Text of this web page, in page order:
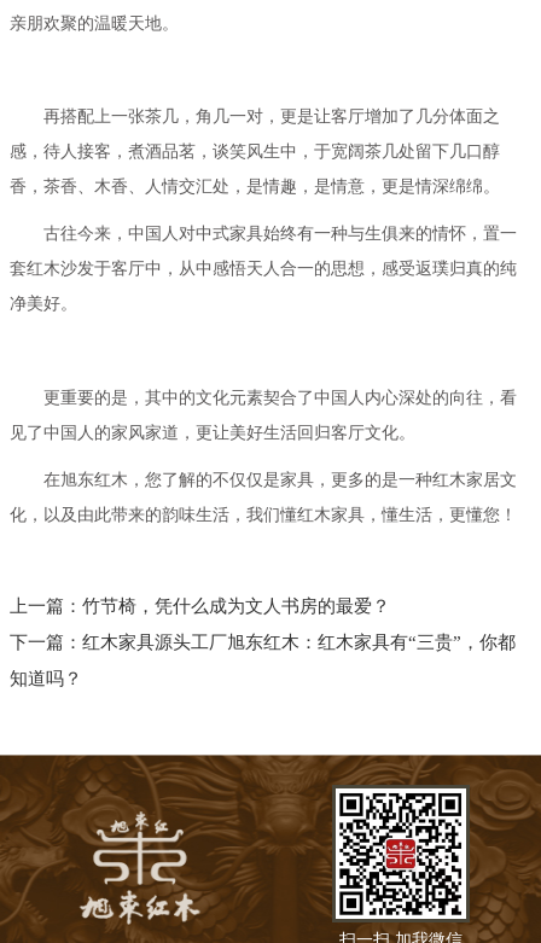
亲朋欢聚的温暖天地。
再搭配上一张茶几，角几一对，更是让客厅增加了几分体面之
感，待人接客，煮酒品茗，谈笑风生中，于宽阔茶几处留下几口醇
香，茶香、木香、人情交汇处，是情趣，是情意，更是情深绵绵。
古往今来，中国人对中式家具始终有一种与生俱来的情怀，置一
套红木沙发于客厅中，从中感悟天人合一的思想，感受返璞归真的纯
净美好。
更重要的是，其中的文化元素契合了中国人内心深处的向往，看
见了中国人的家风家道，更让美好生活回归客厅文化。
在旭东红木，您了解的不仅仅是家具，更多的是一种红木家居文
化，以及由此带来的韵味生活，我们懂红木家具，懂生活，更懂您！
上一篇： 竹节椅，凭什么成为文人书房的最爱？
下一篇： 红木家具源头工厂旭东红木：红木家具有“三贵”，你都
知道吗？